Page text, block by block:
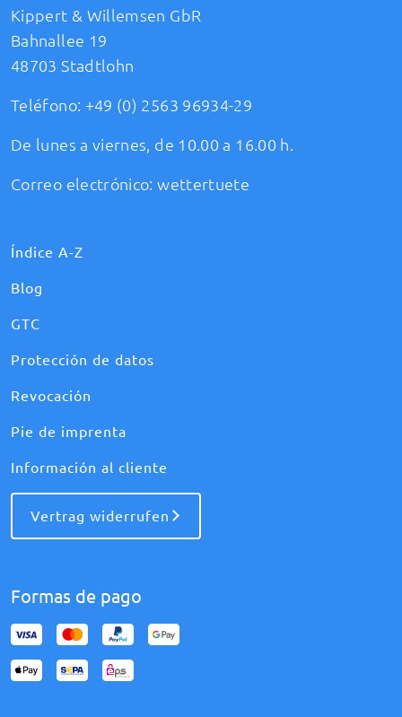
Kippert & Willemsen GbR
Bahnallee 19
48703 Stadtlohn
Teléfono: +49 (0) 2563 96934-29
De lunes a viernes, de 10.00 a 16.00 h.
Correo electrónico:wettertuete
Índice A-Z
Blog
GTC
Protección de datos
Revocación
Pie de imprenta
Información al cliente
Vertrag widerrufen
Formas de pago